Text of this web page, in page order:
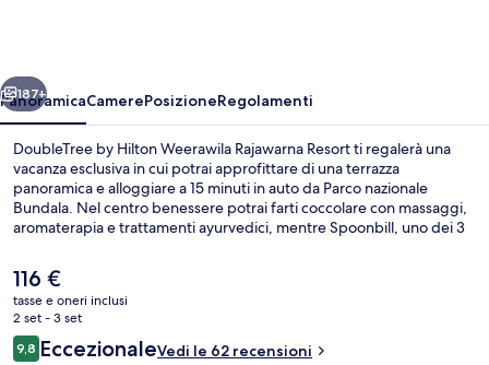
Resort
Avanti
187+
PanoramicaCamerePosizioneRegolamenti
DoubleTree by Hilton Weerawila Rajawarna Resort ti regalerà una
vacanza esclusiva in cui potrai approfittare di una terrazza
panoramica e alloggiare a 15 minuti in auto da Parco nazionale
Bundala. Nel centro benessere potrai farti coccolare con massaggi,
aromaterapia e trattamenti ayurvedici, mentre Spoonbill, uno dei 3
permetterà di assaggiare le specialità della cucina locale e
internazionale. Gli altri punti di forza di questo resort di lusso sono 2
bar/lounge, una piscina all'aperto e un bar a bordo piscina. Le
recensioni degli ospiti lodano il personale gentile della struttura.
Il
prezzo
attuale
è
116 €
116 €
tasse e oneri inclusi
2 set - 3 set
Recensioni
9,89,8 su 10
EccezionaleVedi le 62 recensioni